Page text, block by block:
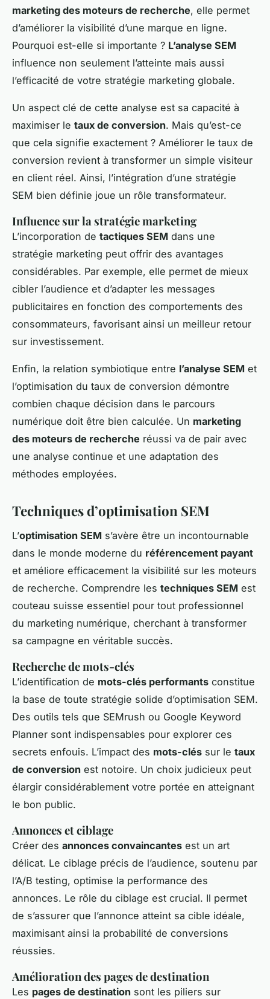
marketing des moteurs de recherche, elle permet
d’améliorer la visibilité d’une marque en ligne.
Pourquoi est-elle si importante ? L’analyse SEM
influence non seulement l’atteinte mais aussi
l’efficacité de votre stratégie marketing globale.
Un aspect clé de cette analyse est sa capacité à
maximiser le taux de conversion. Mais qu’est-ce
que cela signifie exactement ? Améliorer le taux de
conversion revient à transformer un simple visiteur
en client réel. Ainsi, l’intégration d’une stratégie
SEM bien définie joue un rôle transformateur.
Influence sur la stratégie marketing
L’incorporation de tactiques SEM dans une
stratégie marketing peut offrir des avantages
considérables. Par exemple, elle permet de mieux
cibler l’audience et d’adapter les messages
publicitaires en fonction des comportements des
consommateurs, favorisant ainsi un meilleur retour
sur investissement.
Enfin, la relation symbiotique entre l’analyse SEM et
l’optimisation du taux de conversion démontre
combien chaque décision dans le parcours
numérique doit être bien calculée. Un marketing
des moteurs de recherche réussi va de pair avec
une analyse continue et une adaptation des
méthodes employées.
Techniques d’optimisation SEM
L’optimisation SEM s’avère être un incontournable
dans le monde moderne du référencement payant
et améliore efficacement la visibilité sur les moteurs
de recherche. Comprendre les techniques SEM est
couteau suisse essentiel pour tout professionnel
du marketing numérique, cherchant à transformer
sa campagne en véritable succès.
Recherche de mots-clés
L’identification de mots-clés performants constitue
la base de toute stratégie solide d’optimisation SEM.
Des outils tels que SEMrush ou Google Keyword
Planner sont indispensables pour explorer ces
secrets enfouis. L’impact des mots-clés sur le taux
de conversion est notoire. Un choix judicieux peut
élargir considérablement votre portée en atteignant
le bon public.
Annonces et ciblage
Créer des annonces convaincantes est un art
délicat. Le ciblage précis de l’audience, soutenu par
l’A/B testing, optimise la performance des
annonces. Le rôle du ciblage est crucial. Il permet
de s’assurer que l’annonce atteint sa cible idéale,
maximisant ainsi la probabilité de conversions
réussies.
Amélioration des pages de destination
Les pages de destination sont les piliers sur